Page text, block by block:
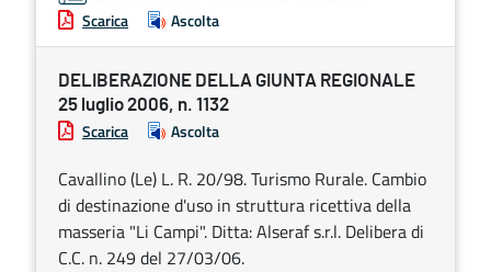
Scarica Ascolta
DELIBERAZIONE DELLA GIUNTA REGIONALE
25 luglio 2006, n. 1132
Scarica Ascolta
Cavallino (Le) L. R. 20/98. Turismo Rurale. Cambio
di destinazione d'uso in struttura ricettiva della
masseria "Li Campi". Ditta: Alseraf s.r.l. Delibera di
C.C. n. 249 del 27/03/06.